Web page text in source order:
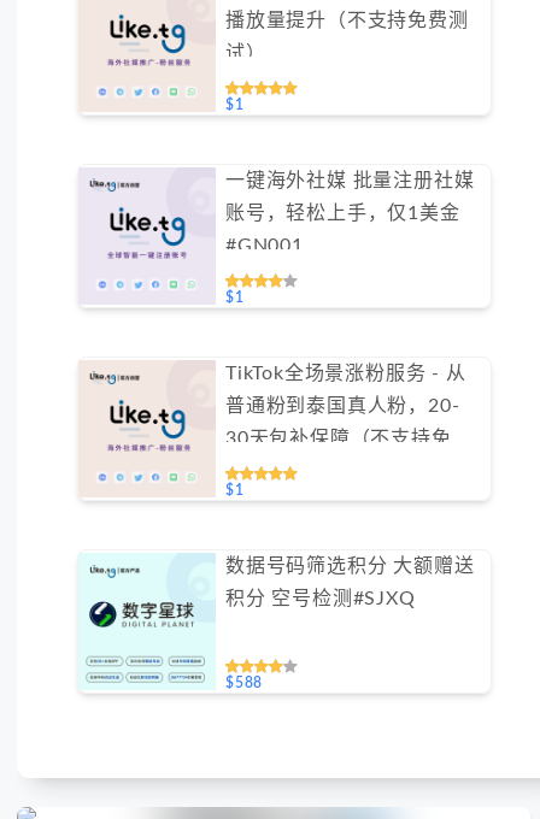
播放量提升（不支持免费测
试）
$1
一键海外社媒 批量注册社媒
账号，轻松上手，仅1美金
#GN001
$1
TikTok全场景涨粉服务 - 从
普通粉到泰国真人粉，20-
30天包补保障（不支持免费
测试）
$1
数据号码筛选积分 大额赠送
积分 空号检测#SJXQ
$588